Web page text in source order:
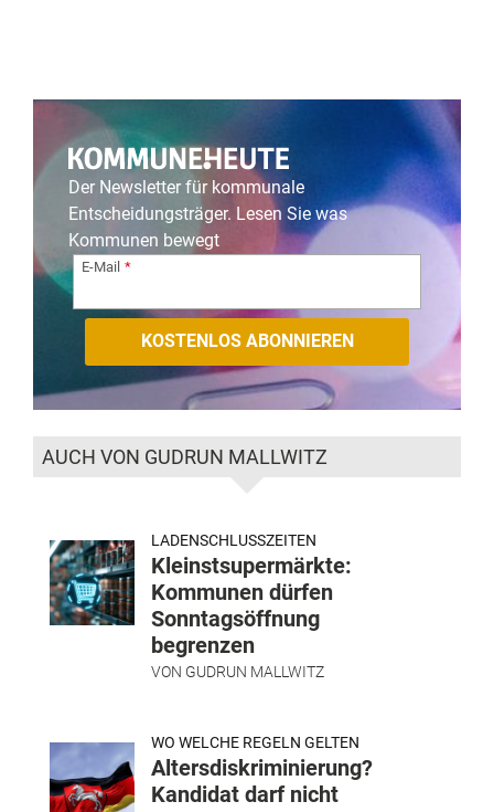
Der Newsletter für kommunale
Entscheidungsträger. Lesen Sie was
Kommunen bewegt
E-Mail
AUCH VON GUDRUN MALLWITZ
LADENSCHLUSSZEITEN
Kleinstsupermärkte:
Kommunen dürfen
Sonntagsöffnung
begrenzen
VON GUDRUN MALLWITZ
WO WELCHE REGELN GELTEN
Altersdiskriminierung?
Kandidat darf nicht